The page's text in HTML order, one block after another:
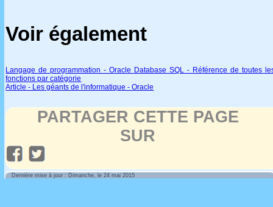
Voir également
Langage de programmation - Oracle Database SQL - Référence de toutes
fonctions par catégorie
Article - Les géants de l'informatique - Oracle
PARTAGER CETTE PAGE
SUR
Dernière mise à jour : Dimanche, le 24 mai 2015